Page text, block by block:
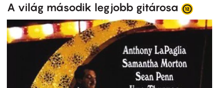
A világ második legjobb gitárosa